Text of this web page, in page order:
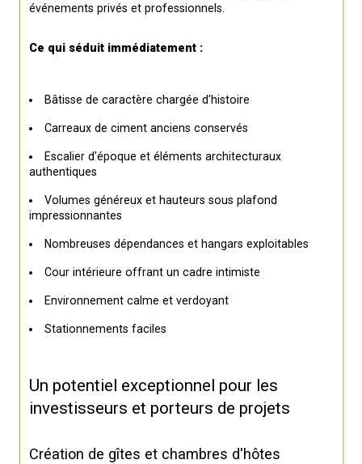
événements privés et professionnels.
Ce qui séduit immédiatement :
Bâtisse de caractère chargée d'histoire
Carreaux de ciment anciens conservés
Escalier d'époque et éléments architecturaux
authentiques
Volumes généreux et hauteurs sous plafond
impressionnantes
Nombreuses dépendances et hangars exploitables
Cour intérieure offrant un cadre intimiste
Environnement calme et verdoyant
Stationnements faciles
Un potentiel exceptionnel pour les
investisseurs et porteurs de projets
Création de gîtes et chambres d'hôtes